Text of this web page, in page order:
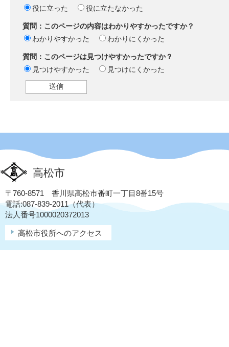
役に立った
役に立たなかった
質問：このページの内容はわかりやすかったですか？
わかりやすかった
わかりにくかった
質問：このページは見つけやすかったですか？
見つけやすかった
見つけにくかった
高松市
〒760-8571 香川県高松市番町一丁目8番15号
電話:087-839-2011（代表）
法人番号1000020372013
高松市役所へのアクセス